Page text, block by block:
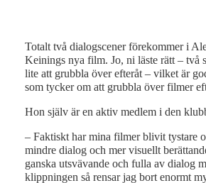
Totalt två dialogscener förekommer i
Keinings nya film. Jo, ni läste rätt – två
lite att grubbla över efteråt – vilket är
som tycker om att grubbla över filmer
Hon själv är en aktiv medlem i den
– Faktiskt har mina filmer blivit tystare
mindre dialog och mer visuellt
ganska utsvävande och fulla av dialog
klippningen så rensar jag bort enormt